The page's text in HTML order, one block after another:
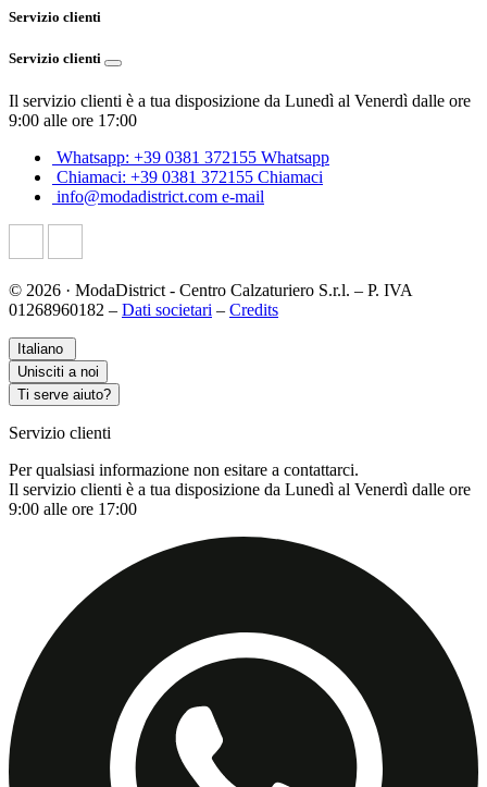
Servizio clienti
Servizio clienti
Il servizio clienti è a tua disposizione da Lunedì al Venerdì dalle ore
9:00 alle ore 17:00
Whatsapp: +39 0381 372155 Whatsapp
Chiamaci: +39 0381 372155 Chiamaci
info@modadistrict.com e-mail
© 2026 · ModaDistrict - Centro Calzaturiero S.r.l. – P. IVA
01268960182 – Dati societari – Credits
Italiano
Unisciti a noi
Ti serve aiuto?
Servizio clienti
Per qualsiasi informazione non esitare a contattarci.
Il servizio clienti è a tua disposizione da Lunedì al Venerdì dalle ore
9:00 alle ore 17:00